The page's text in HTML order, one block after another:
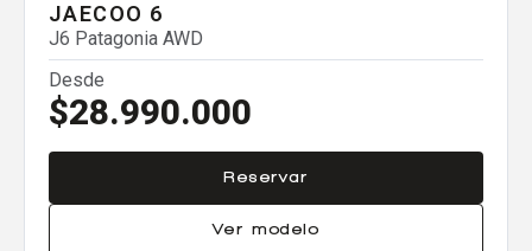
JAECOO 6
J6 Patagonia AWD
Desde
$28.990.000
Reservar
Ver modelo
Agregar un vehículo